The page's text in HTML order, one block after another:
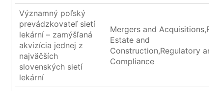
Významný poľský
prevádzkovateľ sietí
lekární – zamýšľaná
akvizícia jednej z
najväčších
slovenských sietí
lekární
Mergers and
Estate and
Construction,Regulatory and
Compliance